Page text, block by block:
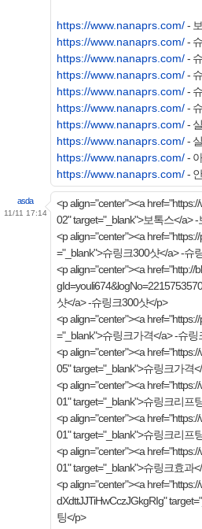
https://www.nanaprs.com/-
https://www.nanaprs.com/-
https://www.nanaprs.com/-
https://www.nanaprs.com/-
https://www.nanaprs.com/-
https://www.nanaprs.com/-
https://www.nanaprs.com/-
https://www.nanaprs.com/-
https://www.nanaprs.com/-
https://www.nanaprs.com/-
asda
11/11 17:14
<p align="center"><a
02" target="_blank">보톡스</a>
<p align="center"><a
="_blank">슈링크300샷</a> -슈
<p align="center"><a href="http://
샷</a> -슈링크300샷</p>
<p align="center"><a
="_blank">슈링크가격</a> -슈링
<p align="center"><a
05" target="_blank">슈링크가격
<p align="center"><a
01" target="_blank">슈링크리프
<p align="center"><a
01" target="_blank">슈링크리프
<p align="center"><a
01" target="_blank">슈링크효과
<p align="center"><a
dXdttJJTiHwCczJGkgRIg"
팅</p>